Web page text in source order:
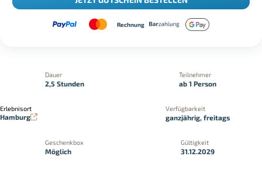
Rechnung
Dauer
2,5 Stunden
Teilnehmer
ab 1 Person
Erlebnisort
Hamburg
Verfügbarkeit
ganzjährig, freitags
Geschenkbox
Möglich
Gültigkeit
31.12.2029